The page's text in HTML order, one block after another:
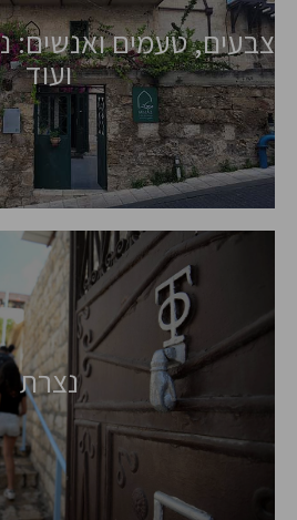
צבעים, טעמים ואנשים:
ועוד
נצרת